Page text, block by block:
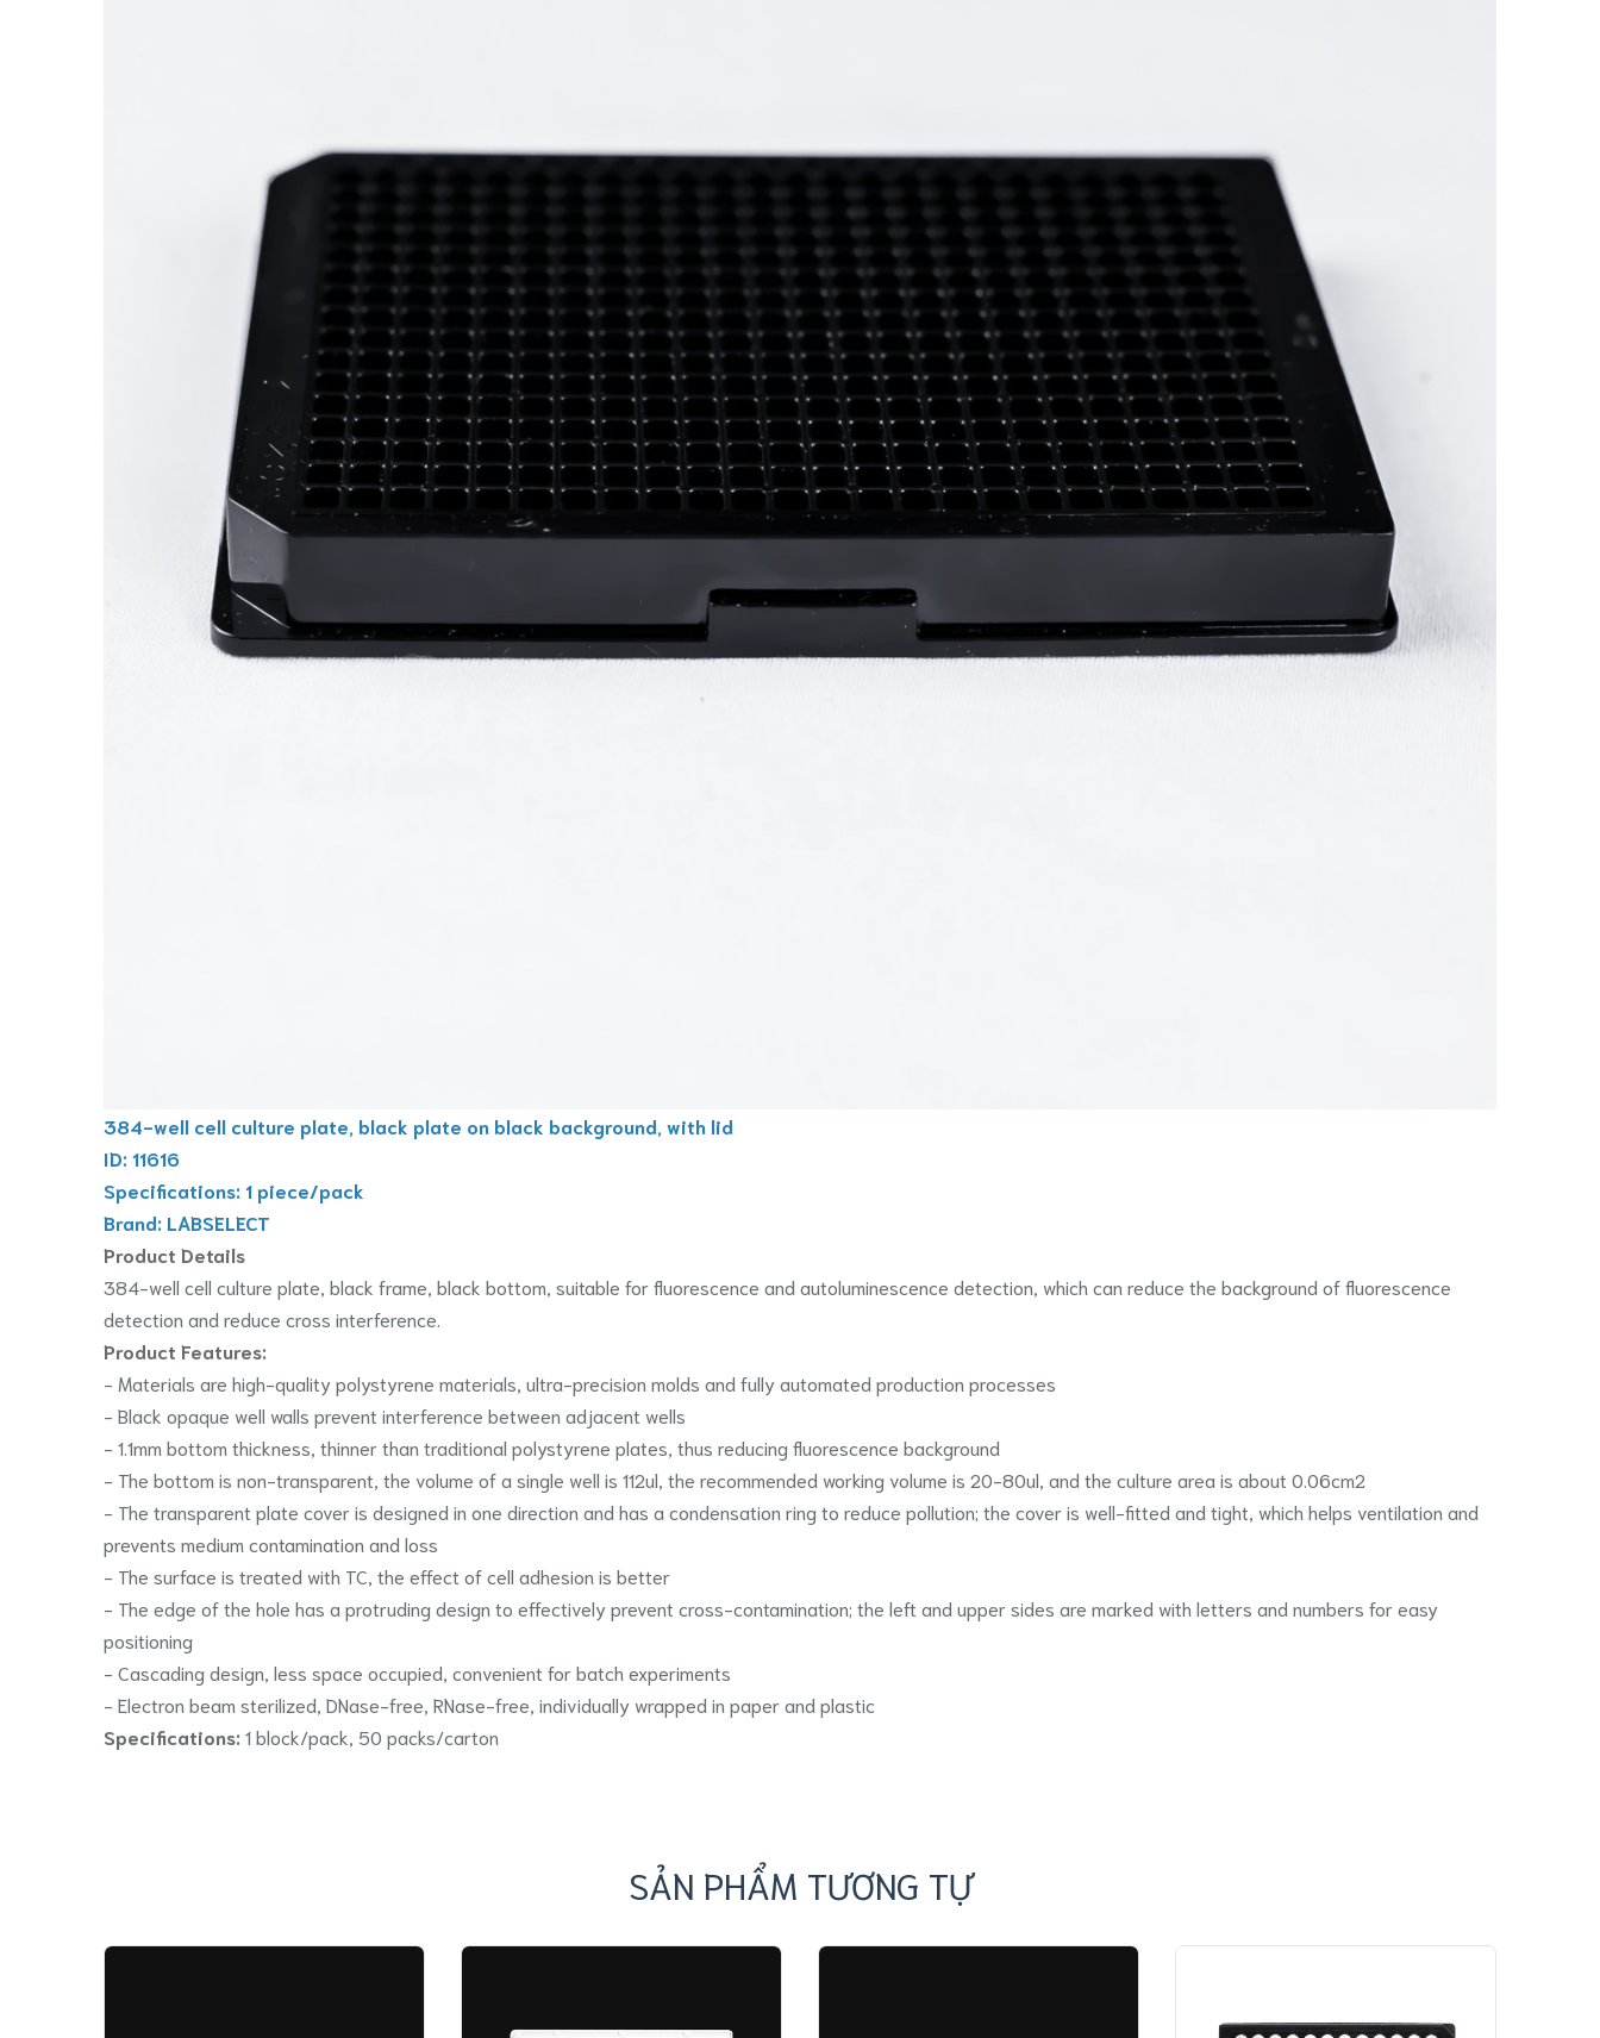
384-well cell culture plate, black plate on black background, with lid
ID: 11616
Specifications: 1 piece/pack
Brand: LABSELECT
Product Details
384-well cell culture plate, black frame, black bottom, suitable for fluorescence and autoluminescence detection, which can reduce the background of fluorescence
detection and reduce cross interference.
Product Features:
- Materials are high-quality polystyrene materials, ultra-precision molds and fully automated production processes
- Black opaque well walls prevent interference between adjacent wells
- 1.1mm bottom thickness, thinner than traditional polystyrene plates, thus reducing fluorescence background
- The bottom is non-transparent, the volume of a single well is 112ul, the recommended working volume is 20-80ul, and the culture area is about 0.06cm2
- The transparent plate cover is designed in one direction and has a condensation ring to reduce pollution; the cover is well-fitted and tight, which helps ventilation and
prevents medium contamination and loss
- The surface is treated with TC, the effect of cell adhesion is better
- The edge of the hole has a protruding design to effectively prevent cross-contamination; the left and upper sides are marked with letters and numbers for easy
positioning
- Cascading design, less space occupied, convenient for batch experiments
- Electron beam sterilized, DNase-free, RNase-free, individually wrapped in paper and plastic
Specifications: 1 block/pack, 50 packs/carton
SẢN PHẨM TƯƠNG TỰ